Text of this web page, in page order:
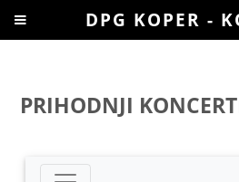
PRIHODNJI
DPG KOPER -